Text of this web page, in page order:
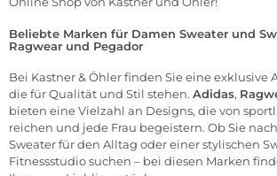
Beliebte Marken für Damen Sweater und
Ragwear und Pegador
Bei Kastner & Öhler finden Sie eine exklusive
die für Qualität und Stil stehen. Adidas,
bieten eine Vielzahl an Designs, die von
reichen und jede Frau begeistern. Ob Sie
Sweater für den Alltag oder einer stylischen
Fitnessstudio suchen – bei diesen Marken